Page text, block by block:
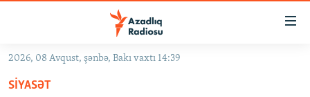
Əsas
qayıt
GÜNDƏM
2026, 08 Avqust, şənbə, Bakı vaxtı 14:39
SIYASƏT